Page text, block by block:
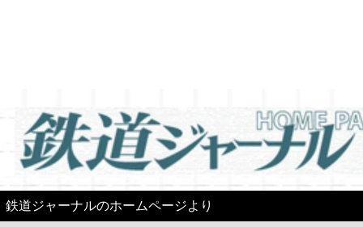
鉄道ジャーナルのホームページより